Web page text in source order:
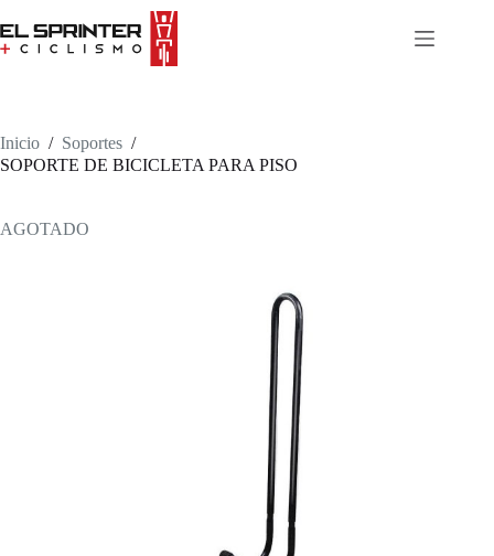
to
content
Inicio / Soportes /
SOPORTE DE BICICLETA PARA PISO
AGOTADO